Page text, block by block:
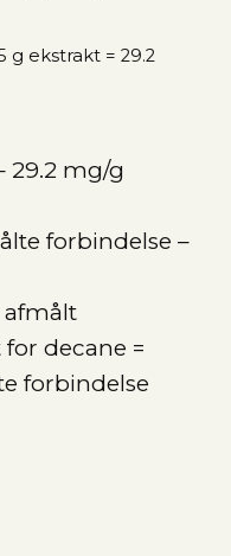
g ekstrakt = 29.2
29.2 mg/g
forbindelse –
afmålt
decane =
forbindelse